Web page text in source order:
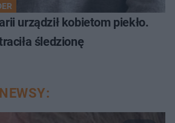
urządził kobietom piekło.
śledzionę